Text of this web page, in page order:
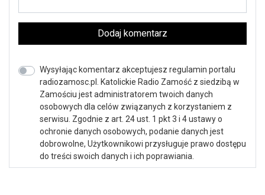
Dodaj komentarz
Wysyłając komentarz akceptujesz regulamin portalu
radiozamosc.pl. Katolickie Radio Zamość z siedzibą w
Zamościu jest administratorem twoich danych
osobowych dla celów związanych z korzystaniem z
serwisu. Zgodnie z art. 24 ust. 1 pkt 3 i 4 ustawy o
ochronie danych osobowych, podanie danych jest
dobrowolne, Użytkownikowi przysługuje prawo dostępu
do treści swoich danych i ich poprawiania.